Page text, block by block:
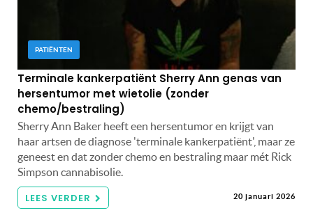
PATIËNTEN
Terminale kankerpatiënt Sherry Ann genas van
hersentumor met wietolie (zonder
chemo/bestraling)
Sherry Ann Baker heeft een hersentumor en krijgt van
haar artsen de diagnose 'terminale kankerpatiënt', maar ze
geneest en dat zonder chemo en bestraling maar mét Rick
Simpson cannabisolie.
LEES VERDER 20 januari 2026